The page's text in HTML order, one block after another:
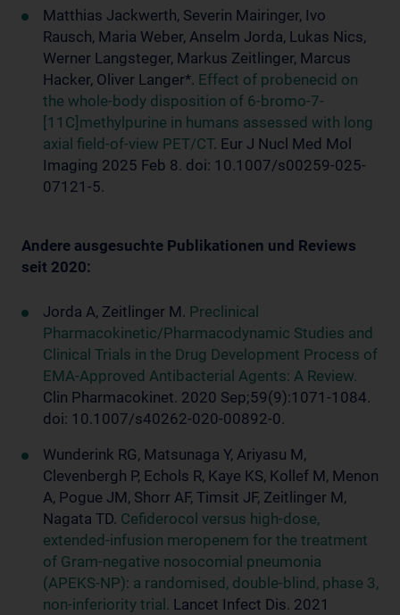
Matthias Jackwerth, Severin Mairinger, Ivo
Rausch, Maria Weber, Anselm Jorda, Lukas Nics,
Werner Langsteger, Markus Zeitlinger, Marcus
Hacker, Oliver Langer*. Effect of probenecid on
the whole-body disposition of 6-bromo-7-
[11C]methylpurine in humans assessed with long
axial field-of-view PET/CT. Eur J Nucl Med Mol
Imaging 2025 Feb 8. doi: 10.1007/s00259-025-
07121-5.
Andere ausgesuchte Publikationen und Reviews
seit 2020:
Jorda A, Zeitlinger M. Preclinical
Pharmacokinetic/Pharmacodynamic Studies and
Clinical Trials in the Drug Development Process of
EMA-Approved Antibacterial Agents: A Review.
Clin Pharmacokinet. 2020 Sep;59(9):1071-1084.
doi: 10.1007/s40262-020-00892-0.
Wunderink RG, Matsunaga Y, Ariyasu M,
Clevenbergh P, Echols R, Kaye KS, Kollef M, Menon
A, Pogue JM, Shorr AF, Timsit JF, Zeitlinger M,
Nagata TD. Cefiderocol versus high-dose,
extended-infusion meropenem for the treatment
of Gram-negative nosocomial pneumonia
(APEKS-NP): a randomised, double-blind, phase 3,
non-inferiority trial. Lancet Infect Dis. 2021